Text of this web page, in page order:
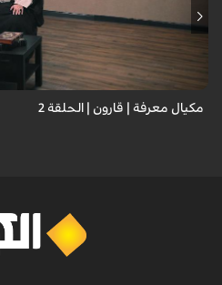
مكيال معرفة | قارون | الحلقة 2